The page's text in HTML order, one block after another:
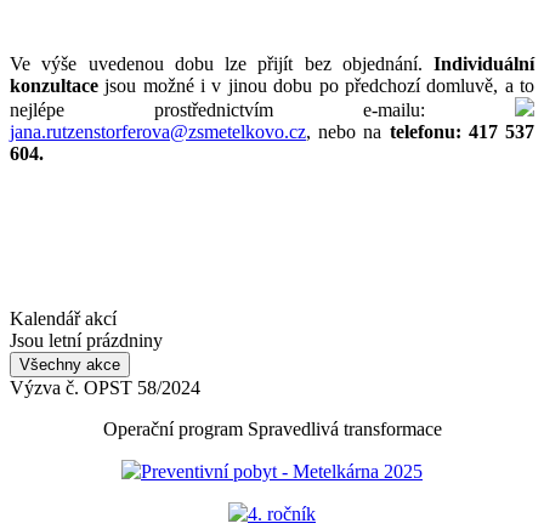
Ve výše uvedenou dobu lze přijít bez objednání. Individuální
konzultace jsou možné i v jinou dobu po předchozí domluvě, a to
nejlépe prostřednictvím e-mailu:
jana.rutzenstorferova@zsmetelkovo.cz, nebo na telefonu: 417 537
604.
Kalendář akcí
Jsou letní prázdniny
Všechny akce
Výzva č. OPST 58/2024
Operační program Spravedlivá transformace
Preventivní pobyt - Metelkárna 2025
4. ročník